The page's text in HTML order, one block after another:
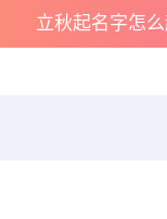
立秋起名字怎